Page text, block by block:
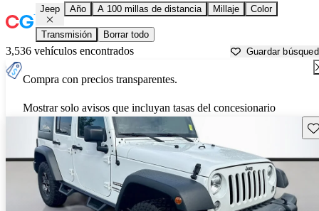
Jeep Año A 100 millas de distancia Millaje Color
Transmisión Borrar todo
3,536 vehículos encontrados Guardar
Compra con precios transparentes.
Mostrar solo avisos que incluyan tasas del concesionario